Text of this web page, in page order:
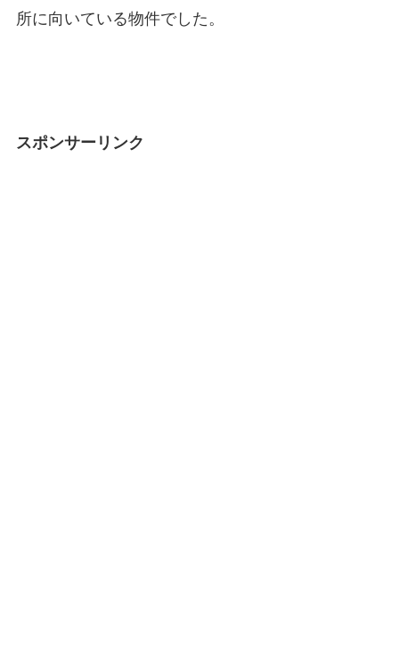
所に向いている物件でした。
スポンサーリンク